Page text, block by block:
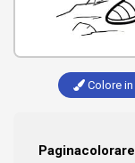
Colore in